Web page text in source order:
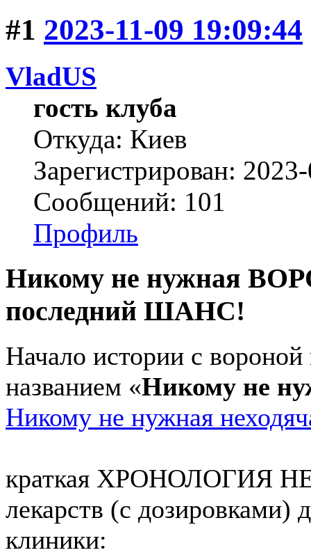
#1 2023-11-09 19:09:44
VladUS
гость клуба
Откуда: Киев
Зарегистрирован:
Сообщений: 101
Профиль
Никому не нужная
последний ШАНС!
Начало истории с
названием «Никому не
Никому не нужная
краткая ХРОНОЛОГИЯ
лекарств (с дозировками)
клиники: